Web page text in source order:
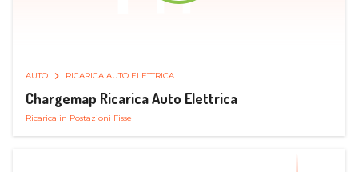
AUTO RICARICA AUTO ELETTRICA
Chargemap Ricarica Auto Elettrica
Ricarica in Postazioni Fisse